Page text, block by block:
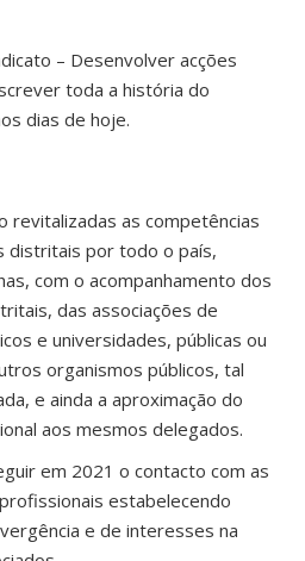
– Desenvolver acções
toda a história do
dias de hoje.
revitalizadas as competências
distritais por todo o país,
com o acompanhamento dos
das associações de
e universidades, públicas ou
organismos públicos, tal
e ainda a aproximação do
aos mesmos delegados.
em 2021 o contacto com as
estabelecendo
e de interesses na